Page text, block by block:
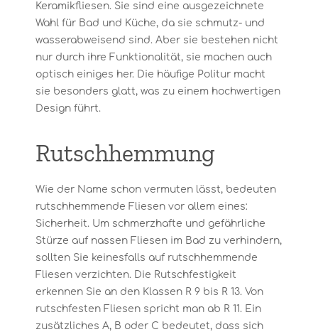
Keramikfliesen. Sie sind eine ausgezeichnete
Wahl für Bad und Küche, da sie schmutz- und
wasserabweisend sind. Aber sie bestehen nicht
nur durch ihre Funktionalität, sie machen auch
optisch einiges her. Die häufige Politur macht
sie besonders glatt, was zu einem hochwertigen
Design führt.
Rutschhemmung
Wie der Name schon vermuten lässt, bedeuten
rutschhemmende Fliesen vor allem eines:
Sicherheit. Um schmerzhafte und gefährliche
Stürze auf nassen Fliesen im Bad zu verhindern,
sollten Sie keinesfalls auf rutschhemmende
Fliesen verzichten. Die Rutschfestigkeit
erkennen Sie an den Klassen R 9 bis R 13. Von
rutschfesten Fliesen spricht man ab R 11. Ein
zusätzliches A, B oder C bedeutet, dass sich